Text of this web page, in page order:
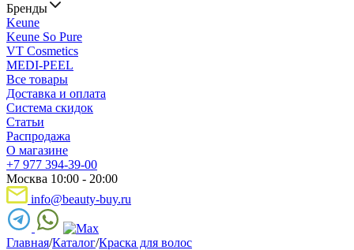
Бренды
Keune
Keune So Pure
VT Cosmetics
MEDI-PEEL
Все товары
Доставка и оплата
Система скидок
Статьи
Распродажа
О магазине
+7 977 394-39-00
Москва 10:00 - 20:00
info@beauty-buy.ru
Главная/Каталог/Краска для волос